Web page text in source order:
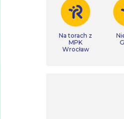
Na torach z
MPK
Wrocław